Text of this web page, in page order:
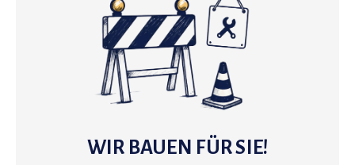
WIR BAUEN FÜR SIE!